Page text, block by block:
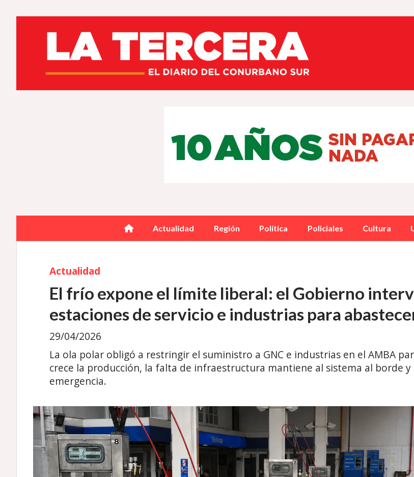
Actualidad Región Política Policiales Cultura
El frío expone el límite liberal: el Gobierno
estaciones de servicio e industrias para
La ola polar obligó a restringir el suministro a GNC e industrias en el AMBA
crece la producción, la falta de infraestructura mantiene al sistema al borde
emergencia.
Actualidad
29/04/2026